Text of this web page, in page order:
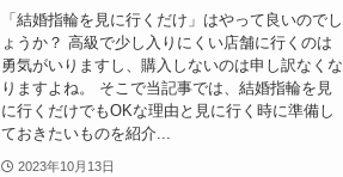
「結婚指輪を見に行くだけ」はやって良いのでし
ょうか？ 高級で少し入りにくい店舗に行くのは
勇気がいりますし、購入しないのは申し訳なくな
りますよね。 そこで当記事では、結婚指輪を見
に行くだけでもOKな理由と見に行く時に準備し
ておきたいものを紹介...
2023年10月13日